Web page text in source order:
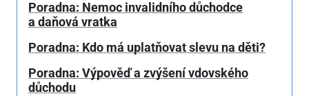
Poradna: Nemoc invalidního důchodce
a daňová vratka
Poradna: Kdo má uplatňovat slevu na děti?
Poradna: Výpověď a zvýšení vdovského
důchodu